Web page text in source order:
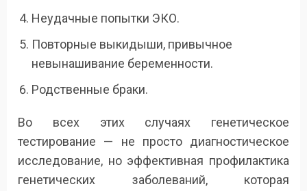
Неудачные попытки ЭКО.
Повторные выкидыши, привычное
невынашивание беременности.
Родственные браки.
Во всех этих случаях генетическое
тестирование — не просто диагностическое
исследование, но эффективная профилактика
генетических заболеваний, которая